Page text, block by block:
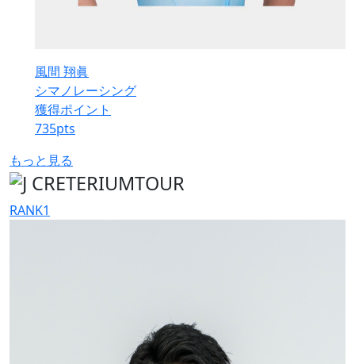
風間 翔眞
シマノレーシング
獲得ポイント
735pts
もっと見る
RANK1